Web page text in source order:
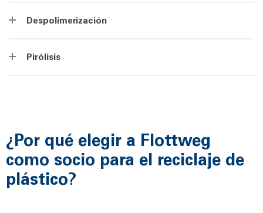
Despolimerización
Pirólisis
¿Por qué elegir a Flottweg
como socio para el reciclaje de
plástico?